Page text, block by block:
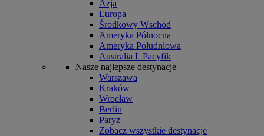
Azja
Europa
Środkowy Wschód
Ameryka Północna
Ameryka Południowa
Australia L Pacyfik
Nasze najlepsze destynacje
Warszawa
Kraków
Wrocław
Berlin
Paryż
Zobacz wszystkie destynacje